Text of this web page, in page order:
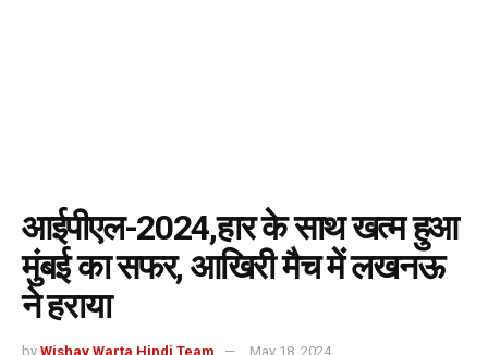
आईपीएल-2024,हार के साथ खत्म हुआ
मुंबई का सफर, आखिरी मैच में लखनऊ
ने हराया
by Wishav Warta Hindi Team May 18, 2024